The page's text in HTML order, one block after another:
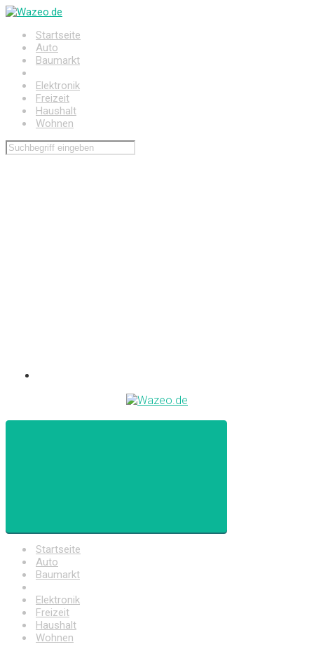
Zum
springenStartseite
Auto
Baumarkt
Elektronik
Freizeit
Haushalt
Wohnen
Startseite
Auto
Baumarkt
Elektronik
Freizeit
Haushalt
Wohnen